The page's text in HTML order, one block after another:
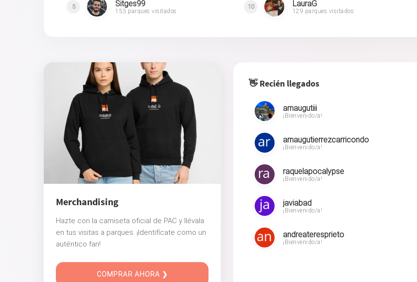
5 Sitges99
153 parques visitados
10 LauraG
129 parques visitados
Merchandising
Hazte con la camiseta oficial de PAC y llévala
en tus visitas a parques. ¡Identifícate como un
auténtico fan!
COMPRAR AHORA ❯
👋 Recién llegados
arnaugutiii
¡Bienvenido/a!
arnaugutierrezcarricondo
¡Bienvenido/a!
raquelapocalypse
¡Bienvenido/a!
javiabad
¡Bienvenido/a!
andreateresprieto
¡Bienvenido/a!